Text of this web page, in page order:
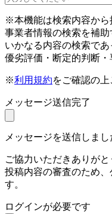
※本機能は検索内容から
事業者情報の検索を補助
いかなる内容の検索で
優劣評価・断定的判断・
※利用規約をご確認の
メッセージ送信完了
メッセージを送信しまし
ご協力いただきありがと
投稿内容の審査のため
す。
ログインが必要です